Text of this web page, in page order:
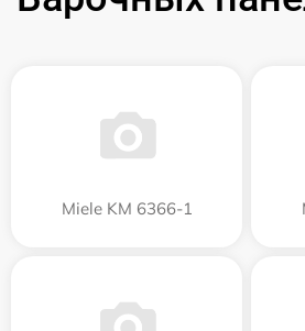
Miele KM 6366-1